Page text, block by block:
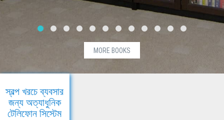
MORE BOOKS
স্বল্প খরচে ব্যবসার
জন্য অত্যাধুনিক
টেলিফোন সিস্টেম